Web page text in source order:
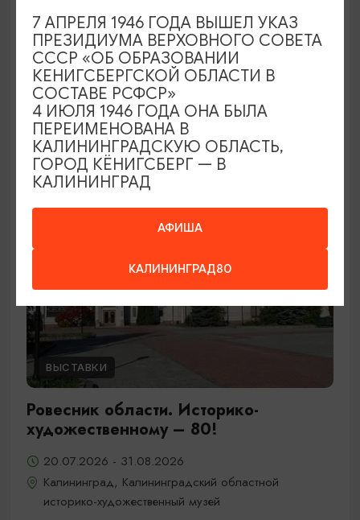
Семейный клуб выходного дня в
Морском выставочном центре
19.07.2026 - 30.08.2026, СБ 12:00, 13:00
Светлогорск, Морской выставочный центр г.
Светлогорск
ВЫСТАВКИ
Ровесник области. Историко-
художественному – 80!
20.07.2026 - 31.08.2026
Калининград, Калининградский областной
историко-художественный музей
АФИША
КАЛИНИНГРАД80
7 АПРЕЛЯ 1946 ГОДА ВЫШЕЛ УКАЗ
ПРЕЗИДИУМА ВЕРХОВНОГО СОВЕТА
СССР «ОБ ОБРАЗОВАНИИ
КЕНИГСБЕРГСКОЙ ОБЛАСТИ В
СОСТАВЕ РСФСР»
4 ИЮЛЯ 1946 ГОДА ОНА БЫЛА
ПЕРЕИМЕНОВАНА В
КАЛИНИНГРАДСКУЮ ОБЛАСТЬ,
ГОРОД КЁНИГСБЕРГ — В
КАЛИНИНГРАД